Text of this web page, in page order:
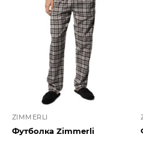
ZIMMERLI
Футболка Zimmerli